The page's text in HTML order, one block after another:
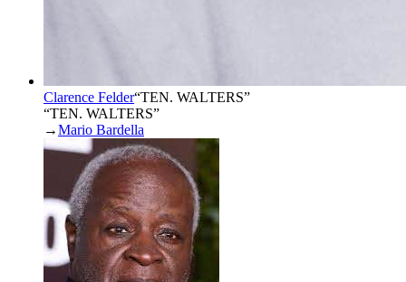
Clarence Felder“TEN. WALTERS”
“TEN. WALTERS”
→Mario Bardella